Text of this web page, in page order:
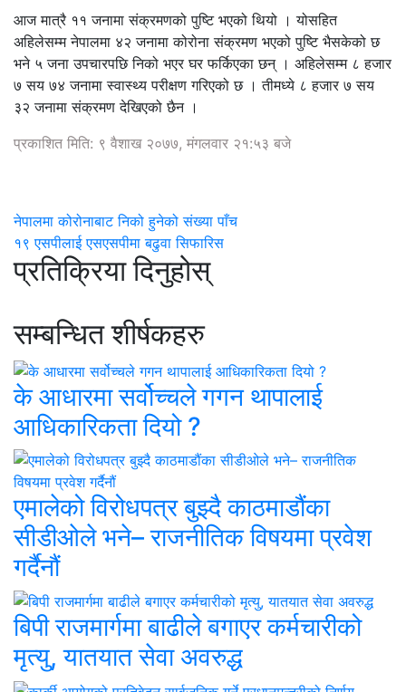
आज मात्रै ११ जनामा संक्रमणको पुष्टि भएको थियो । योसहित
अहिलेसम्म नेपालमा ४२ जनामा कोरोना संक्रमण भएको पुष्टि भैसकेको छ
भने ५ जना उपचारपछि निको भएर घर फर्किएका छन् । अहिलेसम्म ८ हजार
७ सय ७४ जनामा स्वास्थ्य परीक्षण गरिएको छ । तीमध्ये ८ हजार ७ सय
३२ जनामा संक्रमण देखिएको छैन ।
प्रकाशित मिति: ९ वैशाख २०७७, मंगलवार २१:५३ बजे
नेपालमा कोरोनाबाट निको हुनेको संख्या पाँच
१९ एसपीलाई एसएसपीमा बढुवा सिफारिस
प्रतिक्रिया दिनुहोस्
सम्बन्धित शीर्षकहरु
के आधारमा सर्वोच्चले गगन थापालाई
आधिकारिकता दियो ?
एमालेको विरोधपत्र बुझ्दै काठमाडौंका
सीडीओले भने– राजनीतिक विषयमा प्रवेश
गर्दैनौं
बिपी राजमार्गमा बाढीले बगाएर कर्मचारीको
मृत्यु, यातयात सेवा अवरुद्ध